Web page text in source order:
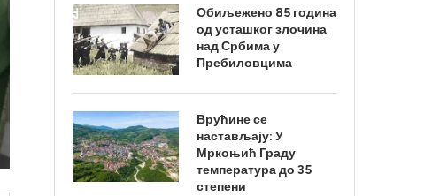
Обиљежено 85 година
од усташког злочина
над Србима у
Пребиловцима
Врућине се
настављају: У
Мркоњић Граду
температура до 35
степени